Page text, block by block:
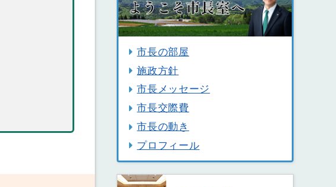
市長の部屋
施政方針
市長メッセージ
市長交際費
市長の動き
プロフィール